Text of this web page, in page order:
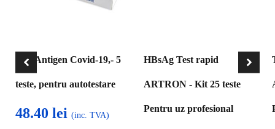
Test Antigen Covid-19,- 5
teste, pentru autotestare
48.40 lei (inc. TVA)
HBsAg Test rapid
ARTRON - Kit 25 teste
Pentru uz profesional